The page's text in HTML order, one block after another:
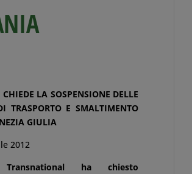
LA SOSPENSIONE DELLE
TRASPORTO E SMALTIMENTO
GIULIA
2012
Transnational ha chiesto